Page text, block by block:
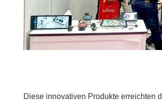
Diese innovativen Produkte erreichten